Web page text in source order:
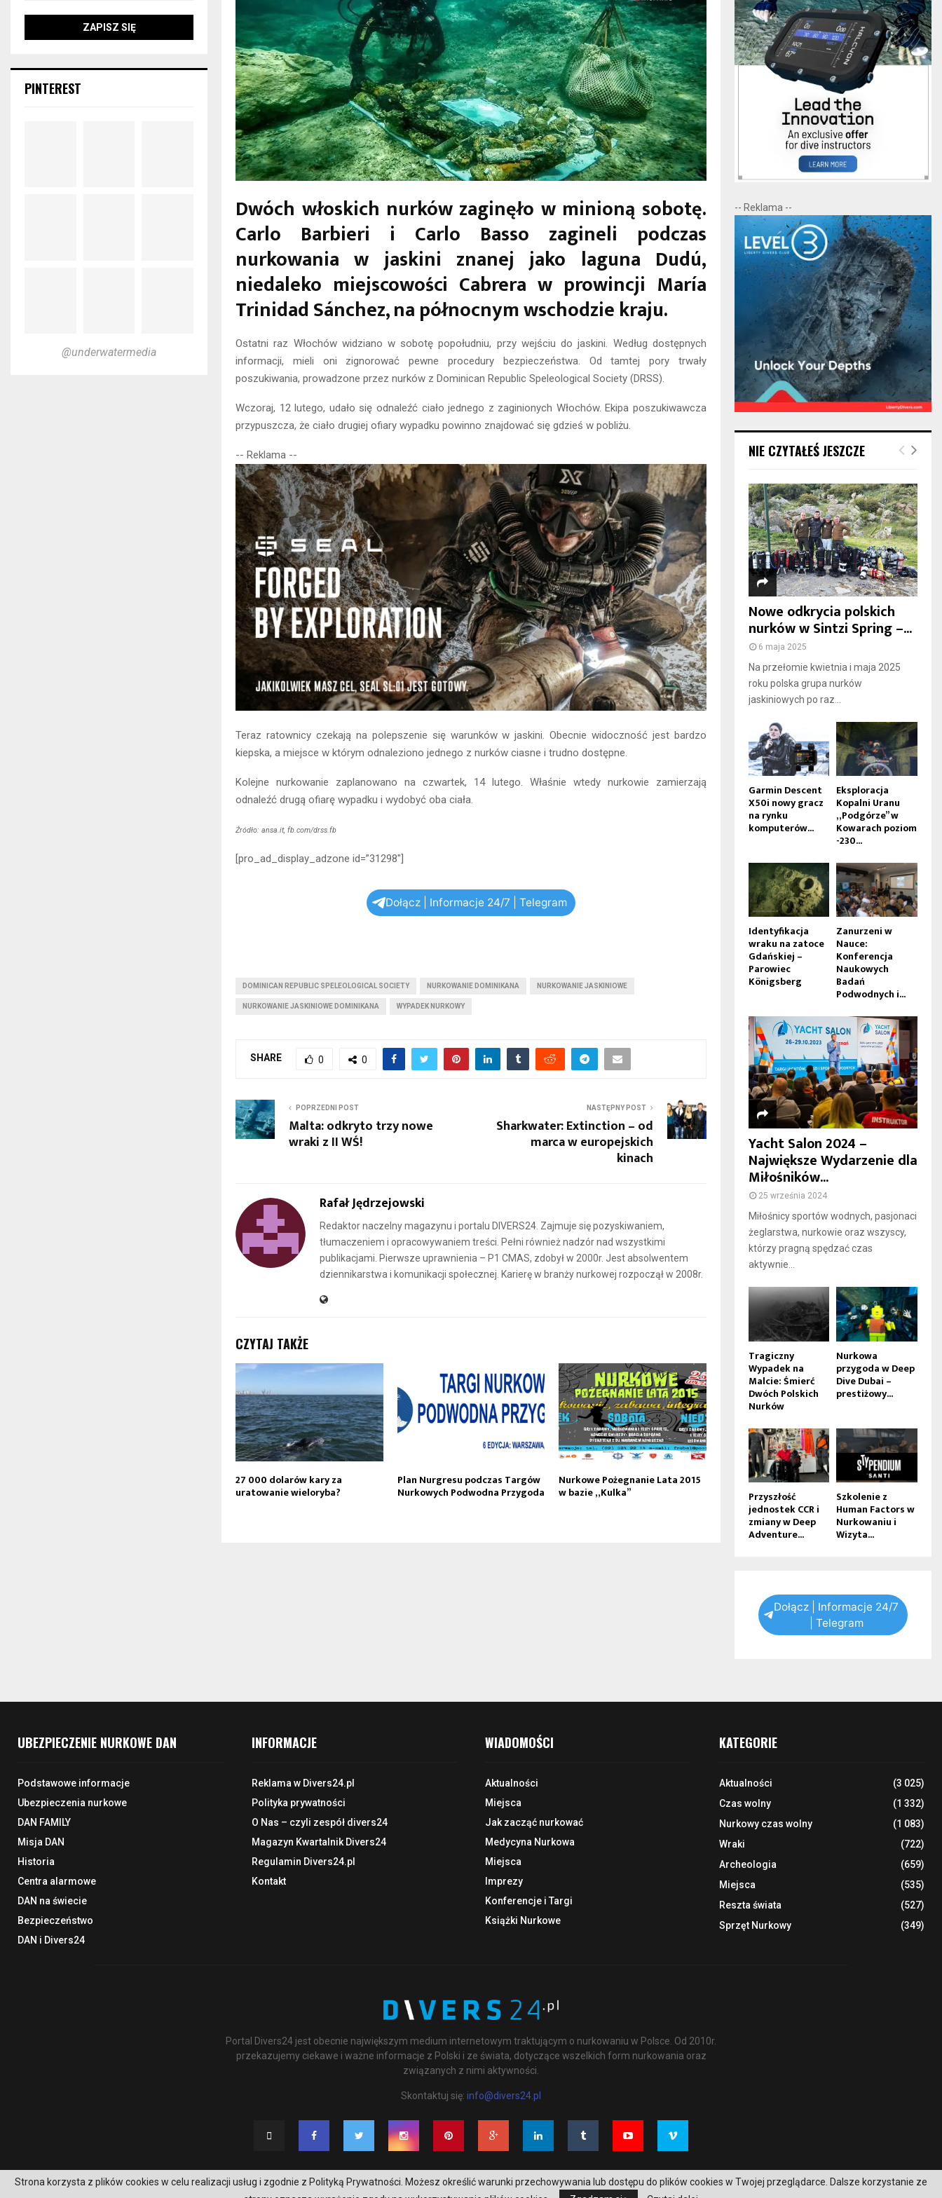
Dwóch włoskich nurków zaginęło w minioną sobotę.
Carlo Barbieri i Carlo Basso zagineli podczas
nurkowania w jaskini znanej jako laguna Dudú,
niedaleko miejscowości Cabrera w prowincji María
Trinidad Sánchez, na północnym wschodzie kraju.
Ostatni raz Włochów widziano w sobotę popołudniu, przy wejściu do jaskini. Według dostępnych
informacji, mieli oni zignorować pewne procedury bezpieczeństwa. Od tamtej pory trwały
poszukiwania, prowadzone przez nurków z Dominican Republic Speleological Society (DRSS).
Wczoraj, 12 lutego, udało się odnaleźć ciało jednego z zaginionych Włochów. Ekipa poszukiwawcza
przypuszcza, że ciało drugiej ofiary wypadku powinno znajdować się gdzieś w pobliżu.
-- Reklama --
Teraz ratownicy czekają na polepszenie się warunków w jaskini. Obecnie widoczność jest bardzo
kiepska, a miejsce w którym odnaleziono jednego z nurków ciasne i trudno dostępne.
Kolejne nurkowanie zaplanowano na czwartek, 14 lutego. Właśnie wtedy nurkowie zamierzają
odnaleźć drugą ofiarę wypadku i wydobyć oba ciała.
Źródło: ansa.it, fb.com/drss.fb
[pro_ad_display_adzone id=”31298″]
Dołącz | Informacje 24/7 | Telegram
DOMINICAN REPUBLIC SPELEOLOGICAL SOCIETY NURKOWANIE DOMINIKANA NURKOWANIE JASKINIOWE
NURKOWANIE JASKINIOWE DOMINIKANA WYPADEK NURKOWY
SHARE 0 0
POPRZEDNI POST
Malta: odkryto trzy nowe
wraki z II WŚ!
NASTĘPNY POST
Sharkwater: Extinction – od
marca w europejskich
kinach
Rafał Jędrzejowski
Redaktor naczelny magazynu i portalu DIVERS24. Zajmuje się pozyskiwaniem,
tłumaczeniem i opracowywaniem treści. Pełni również nadzór nad wszystkimi
publikacjami. Pierwsze uprawnienia – P1 CMAS, zdobył w 2000r. Jest absolwentem
dziennikarstwa i komunikacji społecznej. Karierę w branży nurkowej rozpoczął w 2008r.
CZYTAJ TAKŻE
27 000 dolarów kary za
uratowanie wieloryba?
Plan Nurgresu podczas Targów
Nurkowych Podwodna Przygoda
Nurkowe Pożegnanie Lata 2015
w bazie „Kulka”
PINTEREST
@underwatermedia
-- Reklama --
NIE CZYTAŁEŚ JESZCZE
Nowe odkrycia polskich
nurków w Sintzi Spring –...
6 maja 2025
Na przełomie kwietnia i maja 2025
roku polska grupa nurków
jaskiniowych po raz...
Garmin Descent
X50i nowy gracz
na rynku
komputerów...
Eksploracja
Kopalni Uranu
„Podgórze” w
Kowarach poziom
-230...
Identyfikacja
wraku na zatoce
Gdańskiej –
Parowiec
Königsberg
Zanurzeni w
Nauce:
Konferencja
Naukowych
Badań
Podwodnych i...
Yacht Salon 2024 –
Największe Wydarzenie dla
Miłośników...
25 września 2024
Miłośnicy sportów wodnych, pasjonaci
żeglarstwa, nurkowie oraz wszyscy,
którzy pragną spędzać czas
aktywnie...
Tragiczny
Wypadek na
Malcie: Śmierć
Dwóch Polskich
Nurków
Nurkowa
przygoda w Deep
Dive Dubai –
prestiżowy...
Przyszłość
jednostek CCR i
zmiany w Deep
Adventure...
Szkolenie z
Human Factors w
Nurkowaniu i
Wizyta...
Dołącz | Informacje 24/7
| Telegram
UBEZPIECZENIE NURKOWE DAN
Podstawowe informacje
Ubezpieczenia nurkowe
DAN FAMILY
Misja DAN
Historia
Centra alarmowe
DAN na świecie
Bezpieczeństwo
DAN i Divers24
INFORMACJE
Reklama w Divers24.pl
Polityka prywatności
O Nas – czyli zespół divers24
Magazyn Kwartalnik Divers24
Regulamin Divers24.pl
Kontakt
WIADOMOŚCI
Aktualności
Miejsca
Jak zacząć nurkować
Medycyna Nurkowa
Miejsca
Imprezy
Konferencje i Targi
Książki Nurkowe
KATEGORIE
Aktualności
(3 025)
Czas wolny
(1 332)
Nurkowy czas wolny
(1 083)
Wraki
(722)
Archeologia
(659)
Miejsca
(535)
Reszta świata
(527)
Sprzęt Nurkowy
(349)
Portal Divers24 jest obecnie największym medium internetowym traktującym o nurkowaniu w Polsce. Od 2010r.
przekazujemy ciekawe i ważne informacje z Polski i ze świata, dotyczące wszelkich form nurkowania oraz
związanych z nimi aktywności.
Skontaktuj się: info@divers24.pl
Strona korzysta z plików cookies w celu realizacji usług i zgodnie z Polityką Prywatności. Możesz określić warunki przechowywania lub dostępu do plików cookies w Twojej przeglądarce. Dalsze korzystanie ze